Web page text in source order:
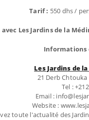
Tarif : 550 dhs /
Les Jardins de la
Informations
Les Jardins de
21 Derb
Tel :
Email :
Website :
toute l'actualité des